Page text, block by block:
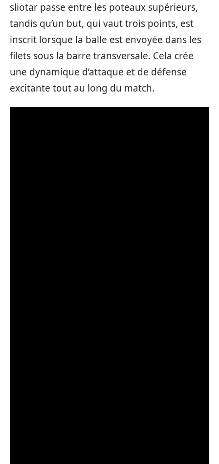
sliotar passe entre les poteaux supérieurs,
tandis qu’un but, qui vaut trois points, est
inscrit lorsque la balle est envoyée dans les
filets sous la barre transversale. Cela crée
une dynamique d’attaque et de défense
excitante tout au long du match.